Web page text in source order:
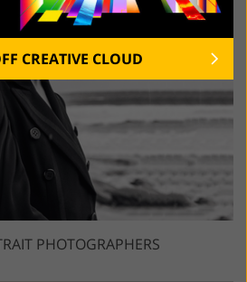
PHOTOGRAPHERS
CREATIVE CLOUD